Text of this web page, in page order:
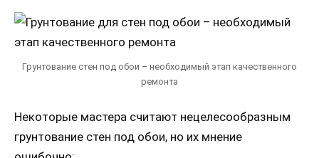
Грунтование стен под обои – необходимый этап качественного
ремонта
Некоторые мастера считают нецелесообразным
грунтование стен под обои, но их мнение